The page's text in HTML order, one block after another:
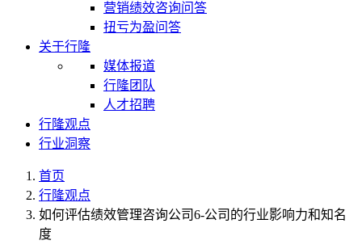
营销绩效咨询问答
扭亏为盈问答
关于行隆
媒体报道
行隆团队
人才招聘
行隆观点
行业洞察
首页
行隆观点
如何评估绩效管理咨询公司6-公司的行业影响力和知名
度